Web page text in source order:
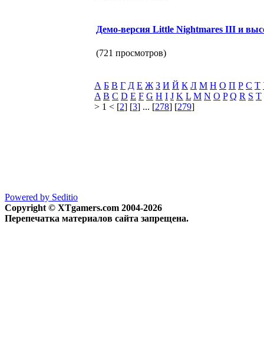
Демо-версия Little Nightmares III и
(721 просмотров)
А Б В Г Д Е Ж З И Й К Л М Н О П Р С Т
A B C D E F G H I J K L M N O P Q R S T
> 1 < [2] [3] ... [278] [279]
Powered by Seditio
Copyright © XTgamers.com 2004-2026
Перепечатка материалов сайта запрещена.